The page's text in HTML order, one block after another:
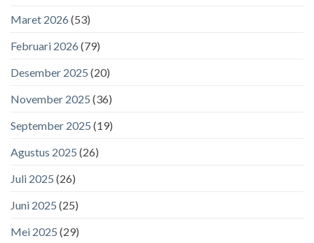
Maret 2026 (53)
Februari 2026 (79)
Desember 2025 (20)
November 2025 (36)
September 2025 (19)
Agustus 2025 (26)
Juli 2025 (26)
Juni 2025 (25)
Mei 2025 (29)